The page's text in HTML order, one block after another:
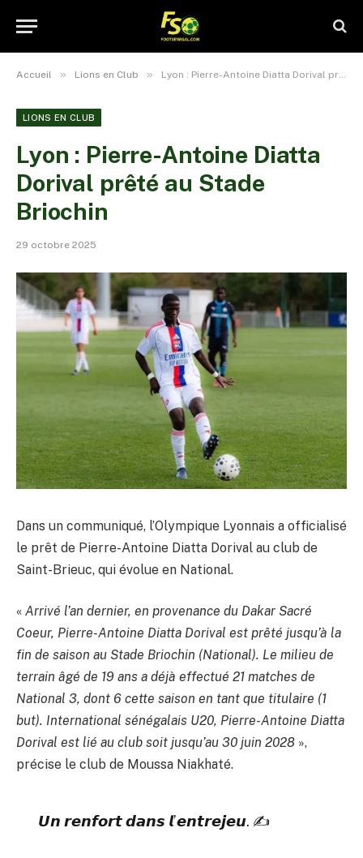
Accueil » Lions en Club » Lyon : Pierre-Antoine Diatta Dorival prêté au Stade Briochin
LIONS EN CLUB
Lyon : Pierre-Antoine Diatta
Dorival prêté au Stade
Briochin
29 octobre 2025
Dans un communiqué, l’Olympique Lyonnais a officialisé
le prêt de Pierre-Antoine Diatta Dorival au club de
Saint-Brieuc, qui évolue en National.
« Arrivé l’an dernier, en provenance du Dakar Sacré
Coeur, Pierre-Antoine Diatta Dorival est prêté jusqu’à la
fin de saison au Stade Briochin (National). Le milieu de
terrain âgé de 19 ans a déjà effectué 21 matches de
National 3, dont 6 cette saison en tant que titulaire (1
but). International sénégalais U20, Pierre-Antoine Diatta
Dorival est lié au club soit jusqu’au 30 juin 2028 »,
précise le club de Moussa Niakhaté.
𝙐𝙣 𝙧𝙚𝙣𝙛𝙤𝙧𝙩 𝙙𝙖𝙣𝙨 𝙡’𝙚𝙣𝙩𝙧𝙚𝙟𝙚𝙪. ✍️